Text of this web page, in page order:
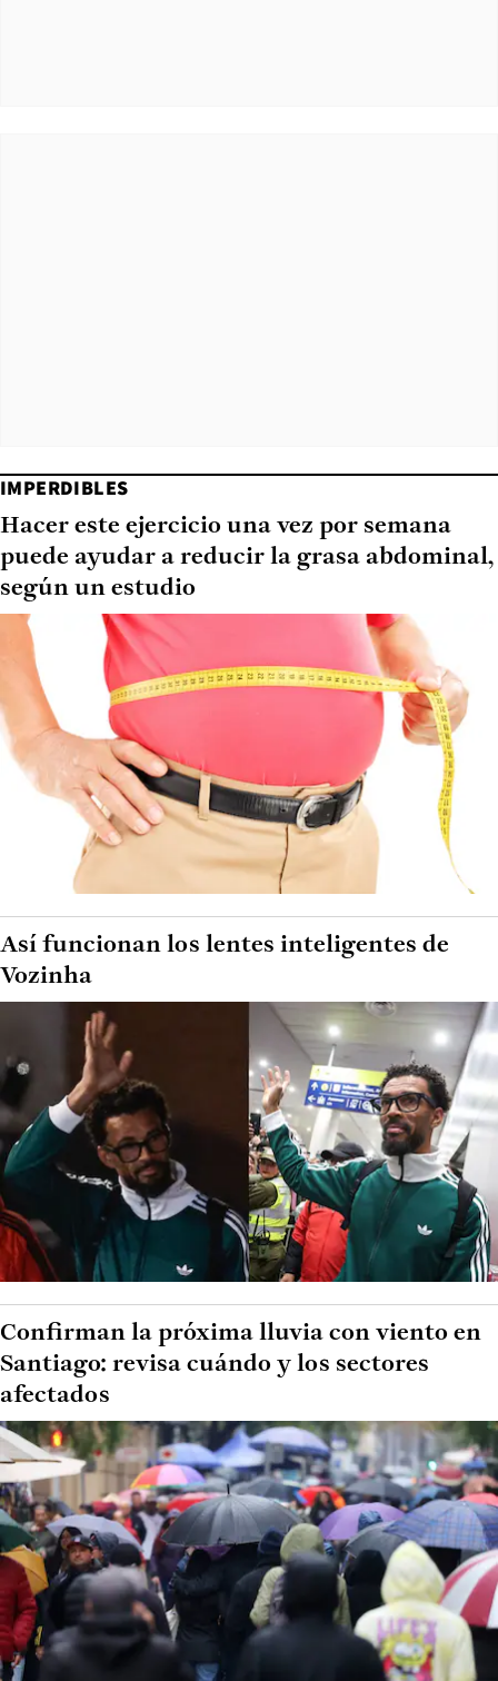
IMPERDIBLES
Hacer este ejercicio una vez por semana
puede ayudar a reducir la grasa abdominal,
según un estudio
Así funcionan los lentes inteligentes de
Vozinha
Confirman la próxima lluvia con viento en
Santiago: revisa cuándo y los sectores
afectados